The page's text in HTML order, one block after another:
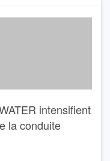
intensifient
la conduite